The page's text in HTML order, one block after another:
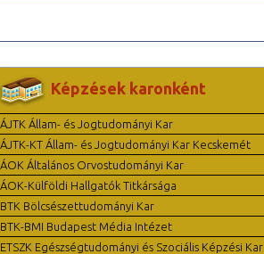
Képzések karonként
ÁJTK Állam- és Jogtudományi Kar
ÁJTK-KT Állam- és Jogtudományi Kar Kecskemét
ÁOK Általános Orvostudományi Kar
ÁOK-Külföldi Hallgatók Titkársága
BTK Bölcsészettudományi Kar
BTK-BMI Budapest Média Intézet
ETSZK Egészségtudományi és Szociális Képzési Kar